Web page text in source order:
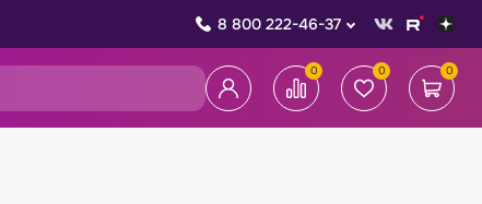
8 800 222-46-37
0 0 0